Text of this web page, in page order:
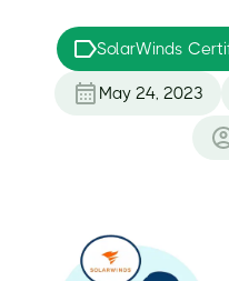
SolarWinds
May 24, 2023